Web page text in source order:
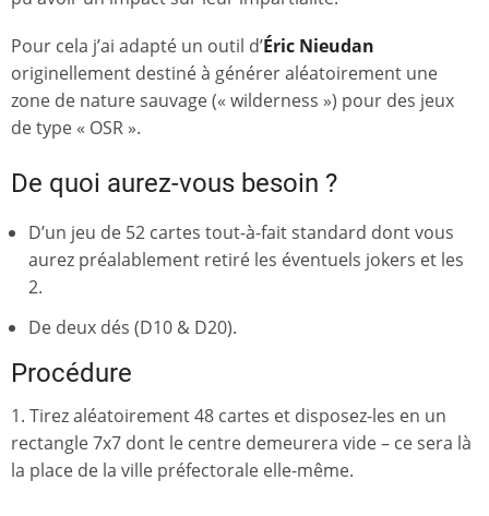
Pour cela j’ai adapté un outil d’Éric Nieudan
originellement destiné à générer aléatoirement une
zone de nature sauvage (« wilderness ») pour des jeux
de type « OSR ».
De quoi aurez-vous besoin ?
D’un jeu de 52 cartes tout-à-fait standard dont vous
aurez préalablement retiré les éventuels jokers et les
2.
De deux dés (D10 & D20).
Procédure
1. Tirez aléatoirement 48 cartes et disposez-les en un
rectangle 7x7 dont le centre demeurera vide – ce sera là
la place de la ville préfectorale elle-même.